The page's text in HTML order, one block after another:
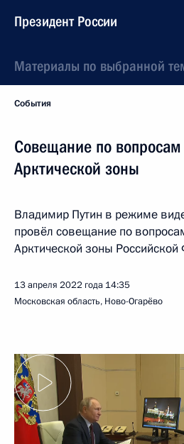
Президент России
Материалы по выбранной
События
Совещание по вопросам
Арктической зоны
Владимир Путин в режиме
провёл совещание по
Арктической зоны
13 апреля 2022 года 14:35
Московская область, Ново-Огарёво